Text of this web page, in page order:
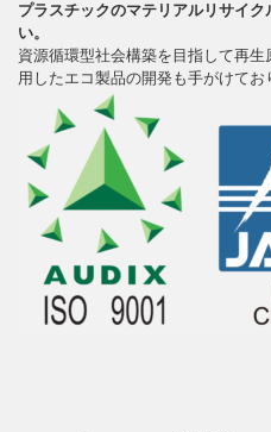
プラスチックのマテリアルリサイ
い。
資源循環型社会構築を目指して再
用したエコ製品の開発も手がけてお